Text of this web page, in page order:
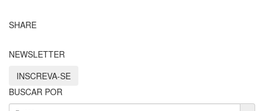
SHARE
NEWSLETTER
INSCREVA-SE
BUSCAR POR